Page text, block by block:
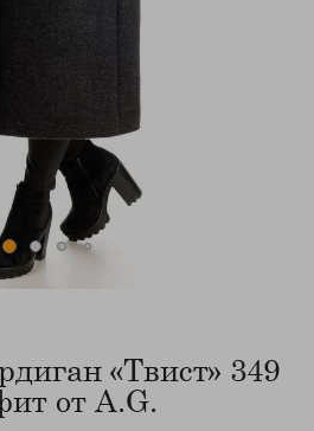
«Твист» 349
от A.G.